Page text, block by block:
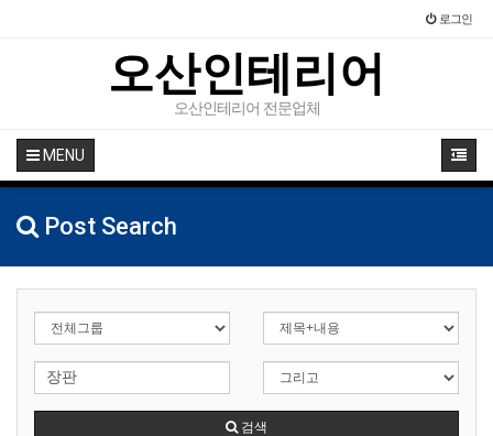
로그인
오산인테리어
오산인테리어 전문업체
MENU
Post Search
검색